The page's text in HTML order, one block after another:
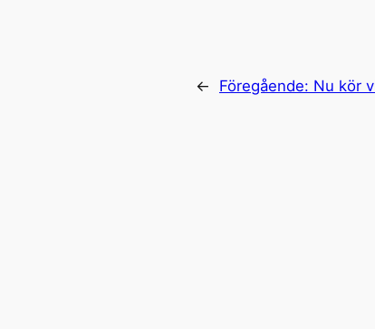
← Föregående: Nu kör